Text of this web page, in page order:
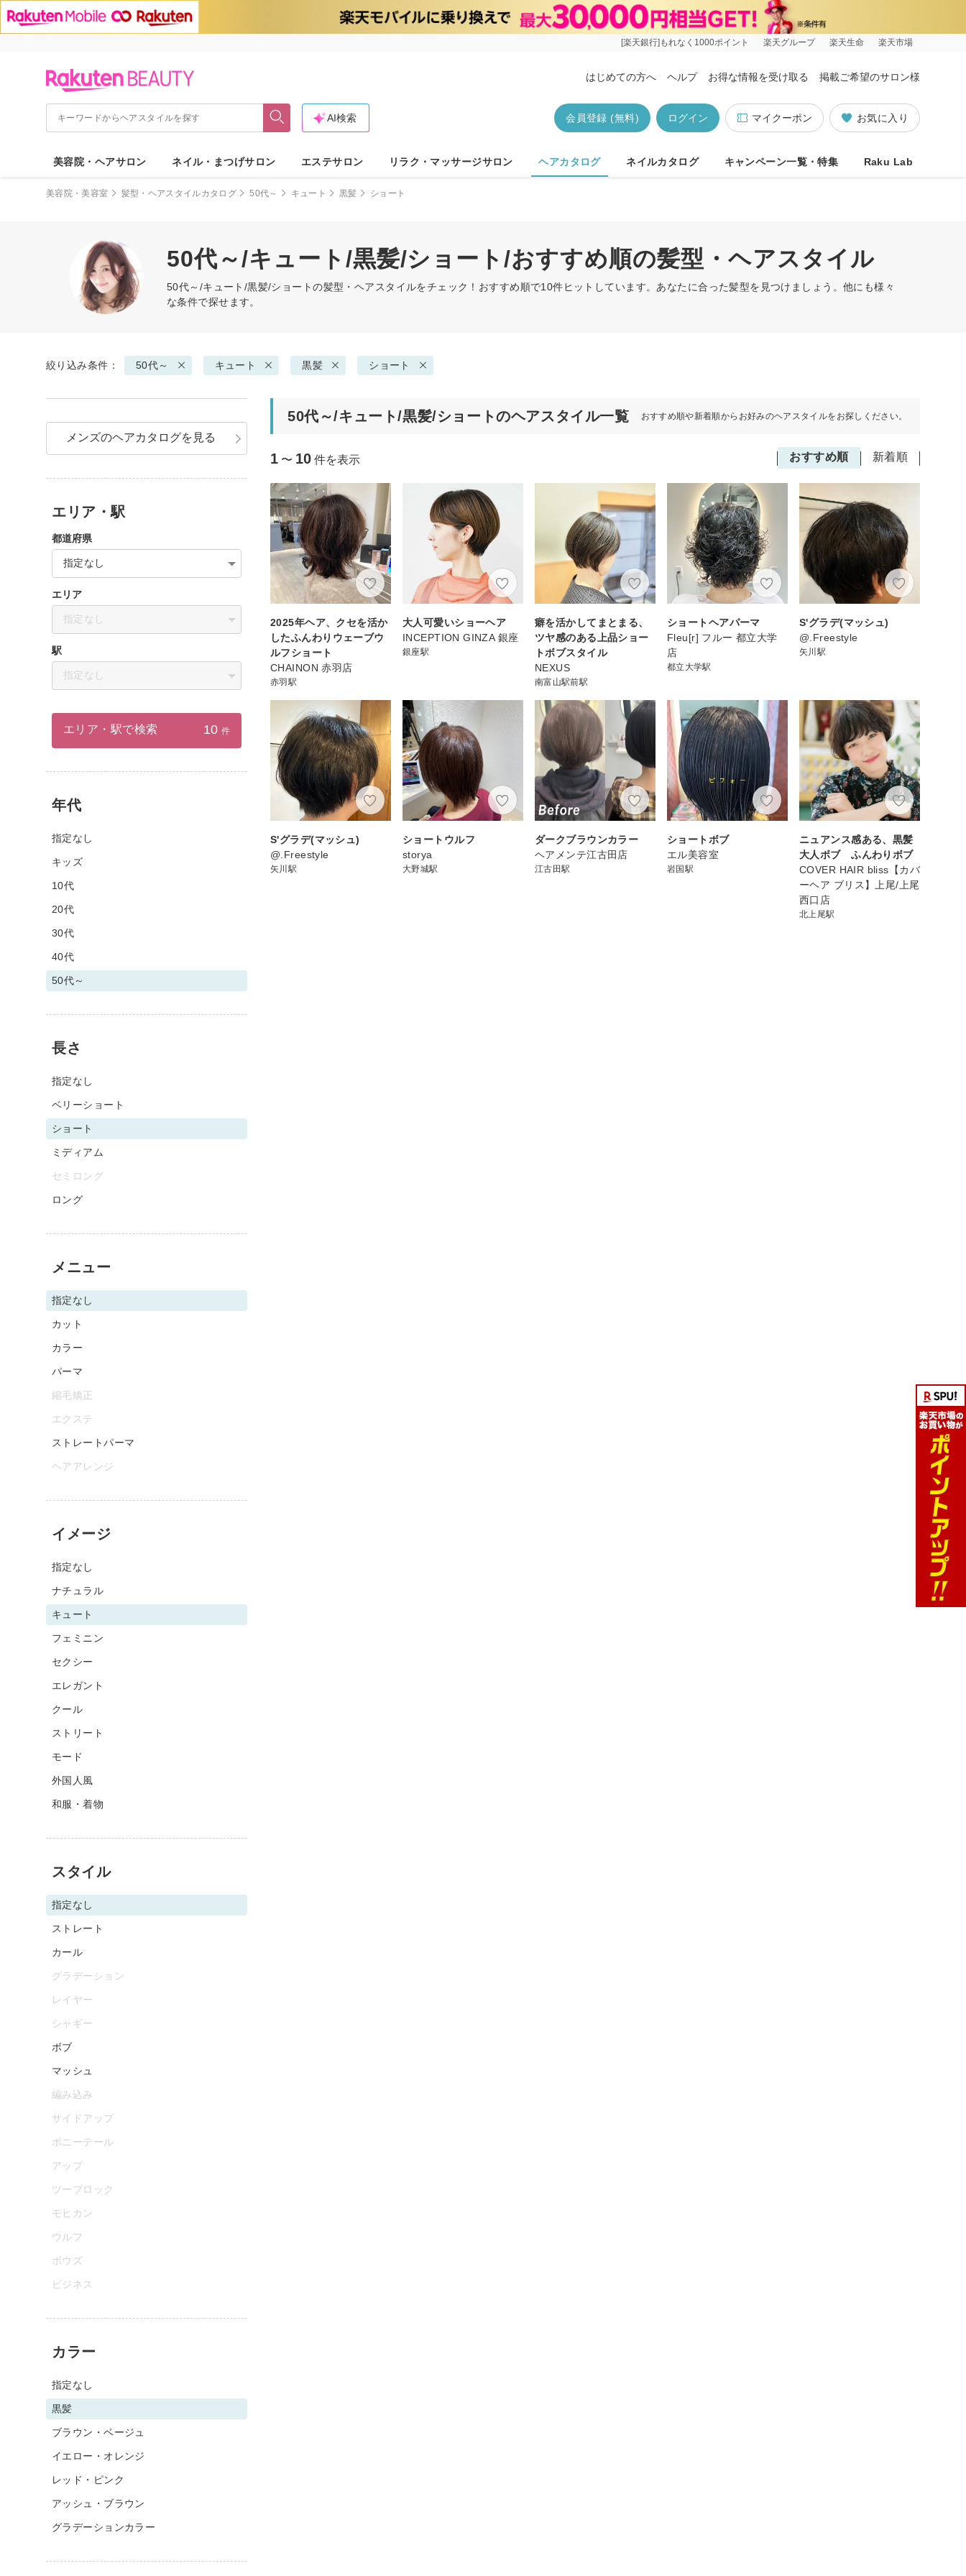
[楽天銀行]もれなく1000ポイント 楽天グループ 楽天生命 楽天市場
はじめての方へ ヘルプ お得な情報を受け取る 掲載ご希望のサロン様
お気に入り
マイクーポン
ログイン
会員登録 (無料)
AI検索
美容院・ヘアサロン ネイル・まつげサロン エステサロン リラク・マッサージサロン ヘアカタログ ネイルカタログ キャンペーン一覧・特集 Raku Lab
美容院・美容室 髪型・ヘアスタイルカタログ 50代～ キュート 黒髪 ショート
50代～/キュート/黒髪/ショート/おすすめ順の髪型・ヘアスタイル
50代～/キュート/黒髪/ショートの髪型・ヘアスタイルをチェック！おすすめ順で10件ヒットしています。あなたに合った髪型を見つけましょう。他にも様々
な条件で探せます。
絞り込み条件： 50代～ キュート 黒髪 ショート
50代～/キュート/黒髪/ショートのヘアスタイル一覧 おすすめ順や新着順からお好みのヘアスタイルをお探しください。
おすすめ順 新着順
1 〜 10 件を表示
2025年ヘア、クセを活か
したふんわりウェーブウ
ルフショート
CHAINON 赤羽店
赤羽駅
大人可愛いショーヘア
INCEPTION GINZA 銀座
銀座駅
癖を活かしてまとまる、
ツヤ感のある上品ショー
トボブスタイル
NEXUS
南富山駅前駅
ショートヘアパーマ
Fleu[r] フルー 都立大学
店
都立大学駅
S'グラデ(マッシュ)
@.Freestyle
矢川駅
S'グラデ(マッシュ)
@.Freestyle
矢川駅
ショートウルフ
storya
大野城駅
ダークブラウンカラー
ヘアメンテ江古田店
江古田駅
ショートボブ
エル美容室
岩国駅
ニュアンス感ある、黒髪
大人ボブ ふんわりボブ
COVER HAIR bliss【カバ
ーヘア ブリス】上尾/上尾
西口店
北上尾駅
メンズのヘアカタログを見る
エリア・駅
都道府県
指定なし
エリア
指定なし
駅
指定なし
エリア・駅で検索 10 件
年代
指定なし
キッズ
10代
20代
30代
40代
50代～
長さ
指定なし
ベリーショート
ショート
ミディアム
セミロング
ロング
メニュー
指定なし
カット
カラー
パーマ
縮毛矯正
エクステ
ストレートパーマ
ヘアアレンジ
イメージ
指定なし
ナチュラル
キュート
フェミニン
セクシー
エレガント
クール
ストリート
モード
外国人風
和服・着物
スタイル
指定なし
ストレート
カール
グラデーション
レイヤー
シャギー
ボブ
マッシュ
編み込み
サイドアップ
ポニーテール
アップ
ツーブロック
モヒカン
ウルフ
ボウズ
ビジネス
カラー
指定なし
黒髪
ブラウン・ベージュ
イエロー・オレンジ
レッド・ピンク
アッシュ・ブラウン
グラデーションカラー